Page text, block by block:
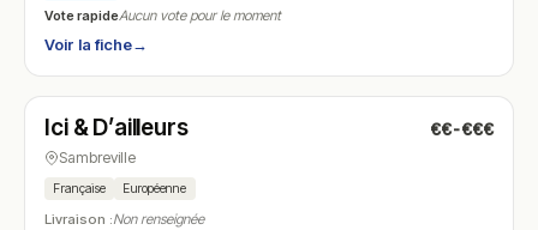
Vote rapideAucun vote pour le moment
Voir la fiche→
N° 21
Ici & D’ailleurs €€-€€€
Sambreville
Française Européenne
Livraison :Non renseignée